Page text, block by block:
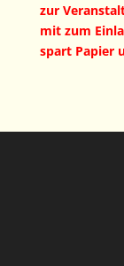
zur
mit zum
spart Papier